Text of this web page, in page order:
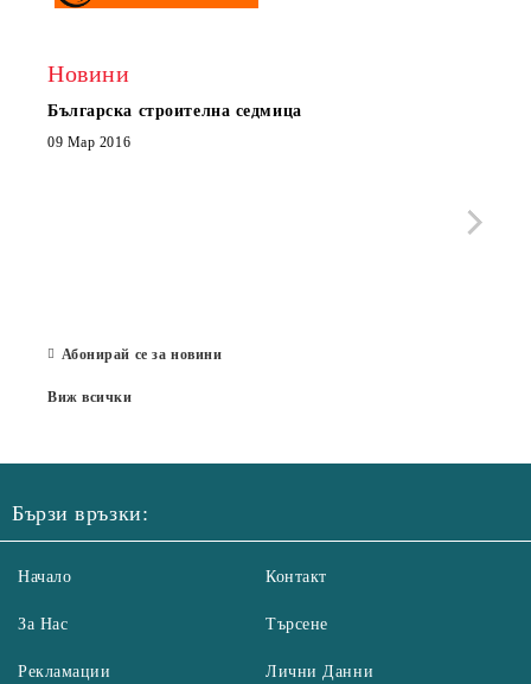
Новини
Българска строителна седмица
09 Мар 2016
Абонирай се за новини
Виж всички
Бързи връзки:
Начало
За Нас
Рекламации
Контакт
Търсене
Лични Данни